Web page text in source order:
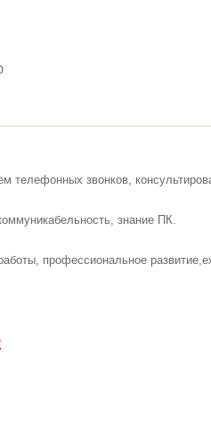
телефонных звонков,
знание ПК.
профессиональное